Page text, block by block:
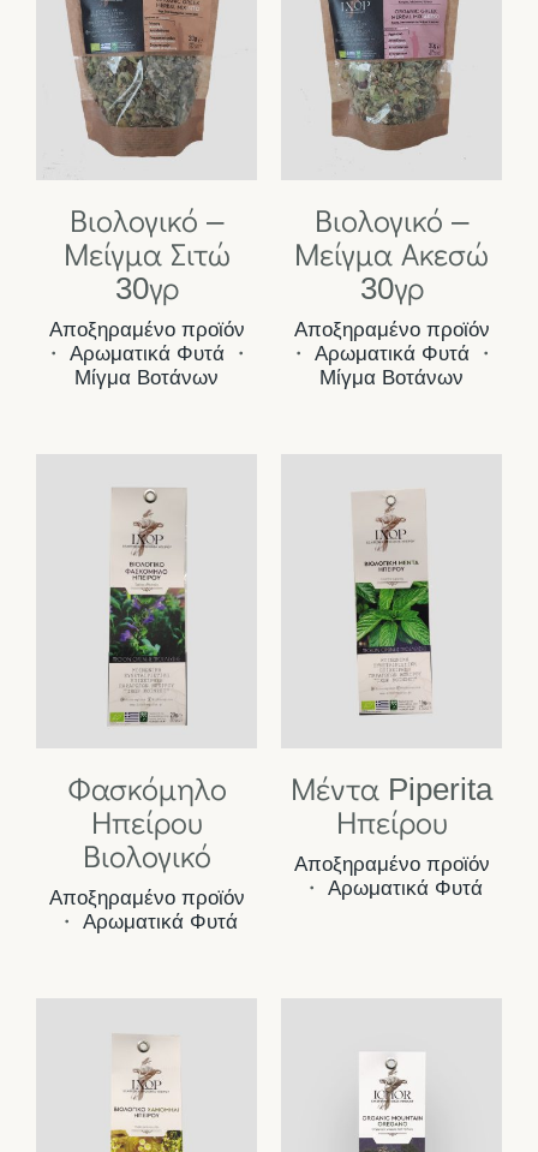
Βιολογικό –
Μείγμα Σιτώ
30γρ
Αποξηραμένο προϊόν
・ Αρωματικά Φυτά・
Μίγμα Βοτάνων
Βιολογικό –
Μείγμα Ακεσώ
30γρ
Αποξηραμένο προϊόν
・ Αρωματικά Φυτά・
Μίγμα Βοτάνων
Φασκόμηλο
Ηπείρου
Βιολογικό
Αποξηραμένο προϊόν
・ Αρωματικά Φυτά
Μέντα Piperita
Ηπείρου
Αποξηραμένο προϊόν
・ Αρωματικά Φυτά